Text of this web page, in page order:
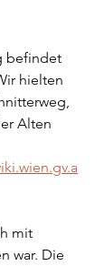
befindet
hielten
Alten
mit
war. Die